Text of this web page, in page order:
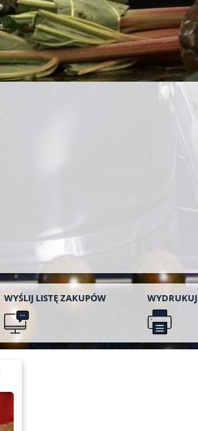
WYŚLIJ LISTĘZAKUPÓW WYDRUKUJ